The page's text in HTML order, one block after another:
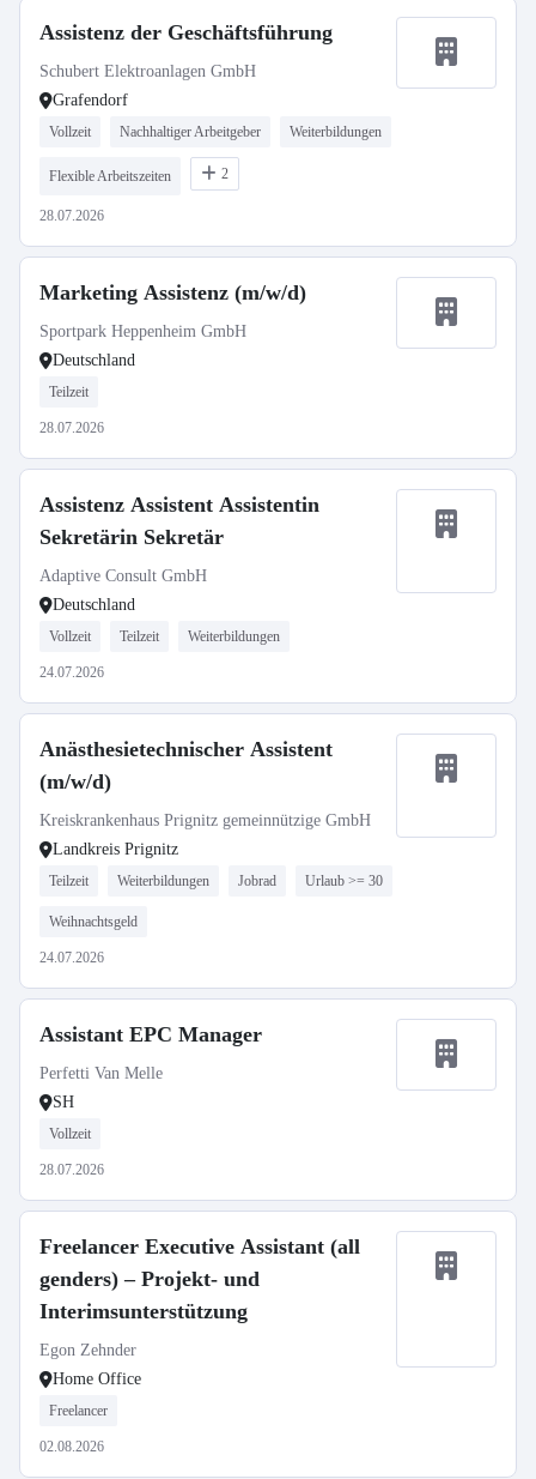
Assistenz der Geschäftsführung
Schubert Elektroanlagen GmbH
Grafendorf
Vollzeit Nachhaltiger Arbeitgeber Weiterbildungen
Flexible Arbeitszeiten 2
28.07.2026
Marketing Assistenz (m/w/d)
Sportpark Heppenheim GmbH
Deutschland
Teilzeit
28.07.2026
Assistenz Assistent Assistentin
Sekretärin Sekretär
Adaptive Consult GmbH
Deutschland
Vollzeit Teilzeit Weiterbildungen
24.07.2026
Anästhesietechnischer Assistent
(m/w/d)
Kreiskrankenhaus Prignitz gemeinnützige GmbH
Landkreis Prignitz
Teilzeit Weiterbildungen Jobrad Urlaub >= 30
Weihnachtsgeld
24.07.2026
Assistant EPC Manager
Perfetti Van Melle
SH
Vollzeit
28.07.2026
Freelancer Executive Assistant (all
genders) – Projekt- und
Interimsunterstützung
Egon Zehnder
Home Office
Freelancer
02.08.2026